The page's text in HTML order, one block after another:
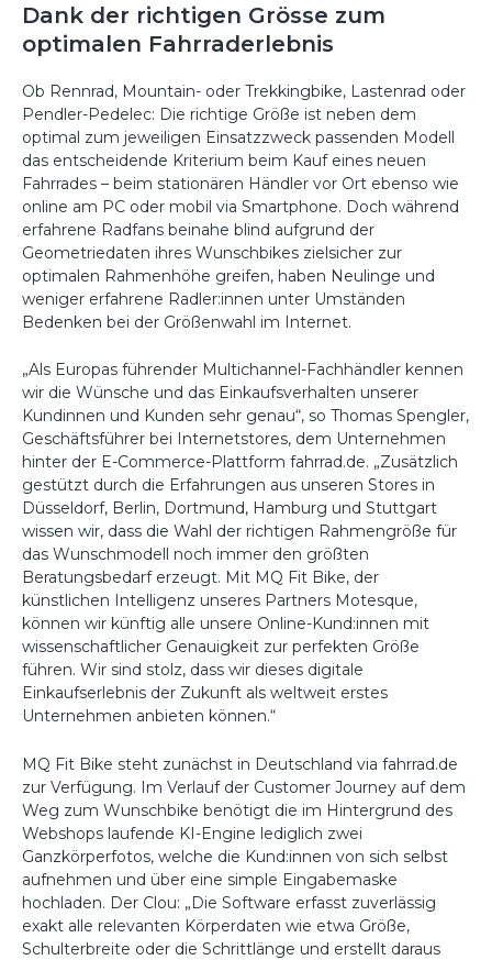
Dank der richtigen Grösse zum
optimalen Fahrraderlebnis
Ob Rennrad, Mountain- oder Trekkingbike, Lastenrad oder
Pendler-Pedelec: Die richtige Größe ist neben dem
optimal zum jeweiligen Einsatzzweck passenden Modell
das entscheidende Kriterium beim Kauf eines neuen
Fahrrades – beim stationären Händler vor Ort ebenso wie
online am PC oder mobil via Smartphone. Doch während
erfahrene Radfans beinahe blind aufgrund der
Geometriedaten ihres Wunschbikes zielsicher zur
optimalen Rahmenhöhe greifen, haben Neulinge und
weniger erfahrene Radler:innen unter Umständen
Bedenken bei der Größenwahl im Internet.
„Als Europas führender Multichannel-Fachhändler kennen
wir die Wünsche und das Einkaufsverhalten unserer
Kundinnen und Kunden sehr genau“, so Thomas Spengler,
Geschäftsführer bei Internetstores, dem Unternehmen
hinter der E-Commerce-Plattform fahrrad.de. „Zusätzlich
gestützt durch die Erfahrungen aus unseren Stores in
Düsseldorf, Berlin, Dortmund, Hamburg und Stuttgart
wissen wir, dass die Wahl der richtigen Rahmengröße für
das Wunschmodell noch immer den größten
Beratungsbedarf erzeugt. Mit MQ Fit Bike, der
künstlichen Intelligenz unseres Partners Motesque,
können wir künftig alle unsere Online-Kund:innen mit
wissenschaftlicher Genauigkeit zur perfekten Größe
führen. Wir sind stolz, dass wir dieses digitale
Einkaufserlebnis der Zukunft als weltweit erstes
Unternehmen anbieten können.“
MQ Fit Bike steht zunächst in Deutschland via fahrrad.de
zur Verfügung. Im Verlauf der Customer Journey auf dem
Weg zum Wunschbike benötigt die im Hintergrund des
Webshops laufende KI-Engine lediglich zwei
Ganzkörperfotos, welche die Kund:innen von sich selbst
aufnehmen und über eine simple Eingabemaske
hochladen. Der Clou: „Die Software erfasst zuverlässig
exakt alle relevanten Körperdaten wie etwa Größe,
Schulterbreite oder die Schrittlänge und erstellt daraus